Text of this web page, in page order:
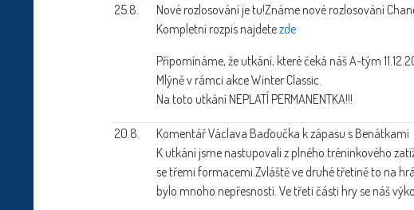
25.8.
Nové rozlosování je tu!Známe nové rozlosování
Kompletní rozpis najdetezde
Připomínáme, že utkání, které čeká náš A-tým
Mlýně v rámci akce Winter Classic.
Na toto utkání NEPLATÍ PERMANENTKA!!!
20.8.
Komentář Václava Baďoučka k zápasu s Benátkami
K utkání jsme nastupovali z plného tréninkového
se třemi formacemi.Zvláště ve druhé třetině to na
bylo mnoho nepřesností. Ve třetí části hry se náš